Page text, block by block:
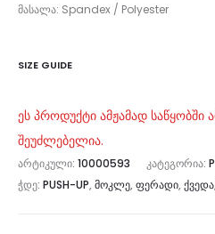
მასალა: Spandex / Polyester
SIZE GUIDE
ეს პროდუქტი ამჟამად საწყობში
შეუძლებელია.
ᲐᲠᲢᲘᲙᲣᲚᲘ: 10000593 ᲙᲐᲢᲔᲒᲝᲠᲘᲐ:
ᲭᲓᲔ: PUSH-UP, ᲛᲝᲙᲚᲔ, ᲤᲔᲠᲐᲓᲘ, ᲥᲕᲔᲓᲐ,